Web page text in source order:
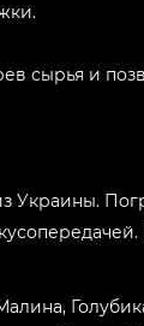
сырья и
Украины.